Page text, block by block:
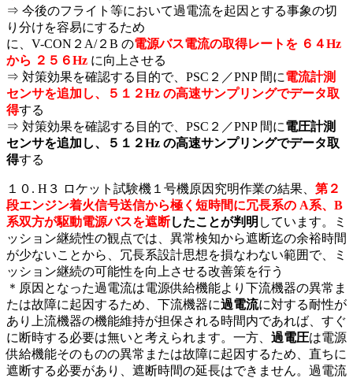
⇒ 今後のフライト等において過電流を起因とする事象の切
り分けを容易にするため
に、V-CON２A/２B の電源バス電流の取得レートを ６４Hz
から ２５６Hz に向上させる
⇒ 対策効果を確認する目的で、PSC２／PNP 間に電流計測
センサを追加し、５１２Hz の高速サンプリングでデータ取
得する
⇒ 対策効果を確認する目的で、PSC２／PNP 間に電圧計測
センサを追加し、５１２Hz の高速サンプリングでデータ取
得する
１０. H３ ロケット試験機１号機原因究明作業の結果、 第２
段エンジン着火信号送信から極く短時間に冗長系の A系、B
系双方が駆動電源バスを遮断したことが判明 しています。ミ
ッション継続性の観点では、異常検知から遮断迄の余裕時間
が少ないことから、冗長系設計思想を損なわない範囲で、ミ
ッション継続の可能性を向上させる改善策を行う
＊原因となった過電流は電源供給機能より下流機器の異常ま
たは故障に起因するため、下流機器に過電流に対する耐性が
あり上流機器の機能維持が担保される時間内であれば、すぐ
に断時する必要は無いと考えられます。一方、 過電圧は電源
供給機能そのものの異常または故障に起因するため、直ちに
遮断する必要があり、遮断時間の延長はできません。過電流